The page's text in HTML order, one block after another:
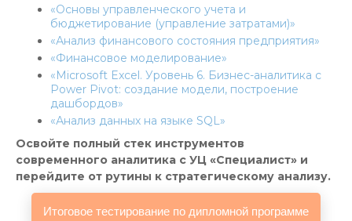
«Основы управленческого учета и
бюджетирование (управление затратами)»
«Анализ финансового состояния предприятия»
«Финансовое моделирование»
«Microsoft Excel. Уровень 6. Бизнес-аналитика с
Power Pivot: создание модели, построение
дашбордов»
«Анализ данных на языке SQL»
Освойте полный стек инструментов
современного аналитика с УЦ «Специалист» и
перейдите от рутины к стратегическому анализу.